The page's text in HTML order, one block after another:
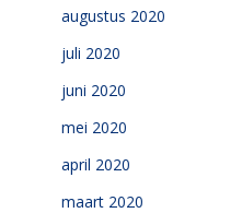
augustus 2020
juli 2020
juni 2020
mei 2020
april 2020
maart 2020